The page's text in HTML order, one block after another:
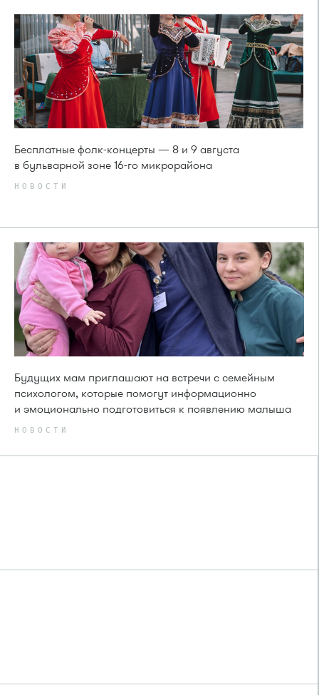
Бесплатные фолк-концерты — 8 и 9 августа
в бульварной зоне 16-го микрорайона
НОВОСТИ
Будущих мам приглашают на встречи с семейным
психологом, которые помогут информационно
и эмоционально подготовиться к появлению малыша
НОВОСТИ